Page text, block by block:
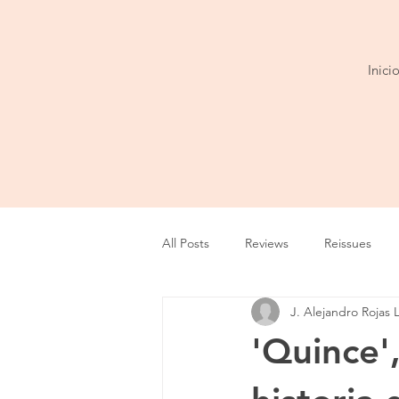
Inicio
All Posts Reviews Reissues
Entrevista Show Tour
Cobertura
J. Alejandro Rojas